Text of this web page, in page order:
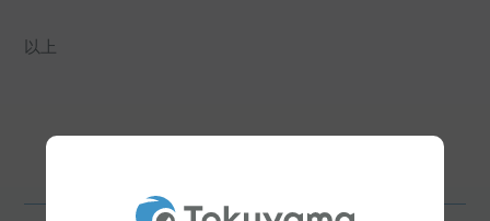
以上